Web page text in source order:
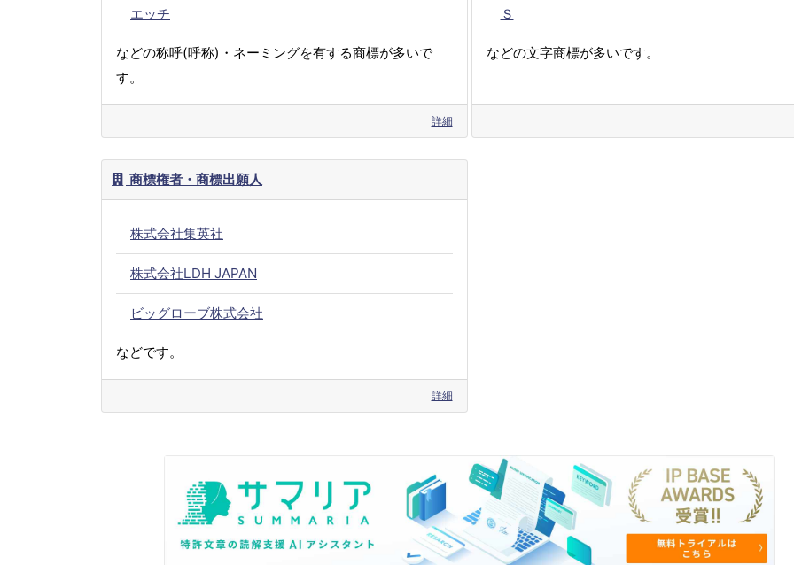
エッチ
などの称呼(呼称)・ネーミングを有する商標が多いで
す。
詳細
Ｓ
などの文字商標が多いです。
商標権者・商標出願人
株式会社集英社
株式会社LDH JAPAN
ビッグローブ株式会社
などです。
詳細